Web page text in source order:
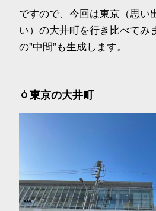
ですので、今回は東京（思い
い）の大井町を行き比べてみ
の”中間”も生成します。
東京の大井町